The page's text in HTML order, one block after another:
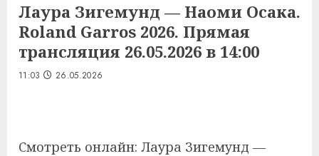
Лаура Зигемунд — Наоми Осака.
Roland Garros 2026. Прямая
трансляция 26.05.2026 в 14:00
11:03 26.05.2026
Смотреть онлайн: Лаура Зигемунд —